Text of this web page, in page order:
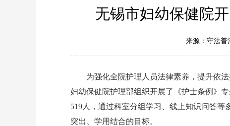
无锡市妇幼保健院
来源：守法普
为强化全院护理人员法律素养，提升依法
妇幼保健院护理部组织开展了《护士条例》
519人，通过科室分组学习、线上知识问答
突出、学用结合的目标。